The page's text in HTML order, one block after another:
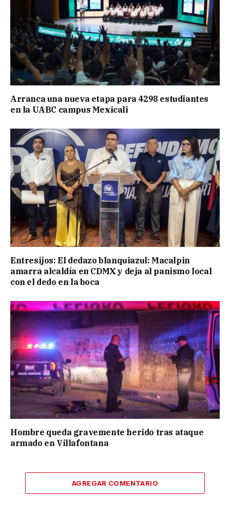
Arranca una nueva etapa para 4298 estudiantes
en la UABC campus Mexicali
Entresijos: El dedazo blanquiazul: Macalpin
amarra alcaldía en CDMX y deja al panismo local
con el dedo en la boca
Hombre queda gravemente herido tras ataque
armado en Villafontana
AGREGAR COMENTARIO